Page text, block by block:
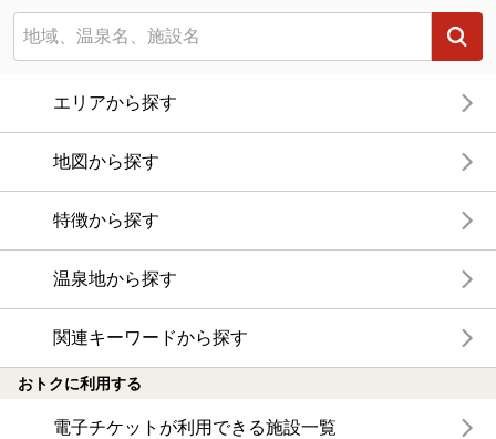
エリアから探す
地図から探す
特徴から探す
温泉地から探す
関連キーワードから探す
おトクに利用する
電子チケットが利用できる施設一覧